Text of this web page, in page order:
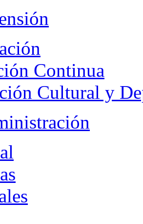
Continua
Cultural y